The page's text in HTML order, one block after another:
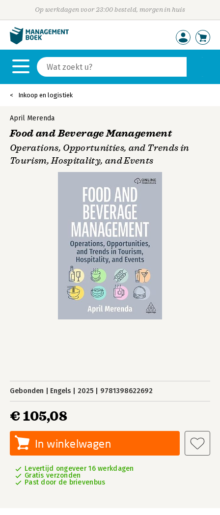
Op werkdagen voor 23:00 besteld, morgen in huis
Inkoop en logistiek
April Merenda
Food and Beverage Management
Operations, Opportunities, and Trends in
Tourism, Hospitality, and Events
Gebonden Engels 2025 9781398622692
€ 105,08
In winkelwagen
Levertijd ongeveer 16 werkdagen
Gratis verzonden
Past door de brievenbus